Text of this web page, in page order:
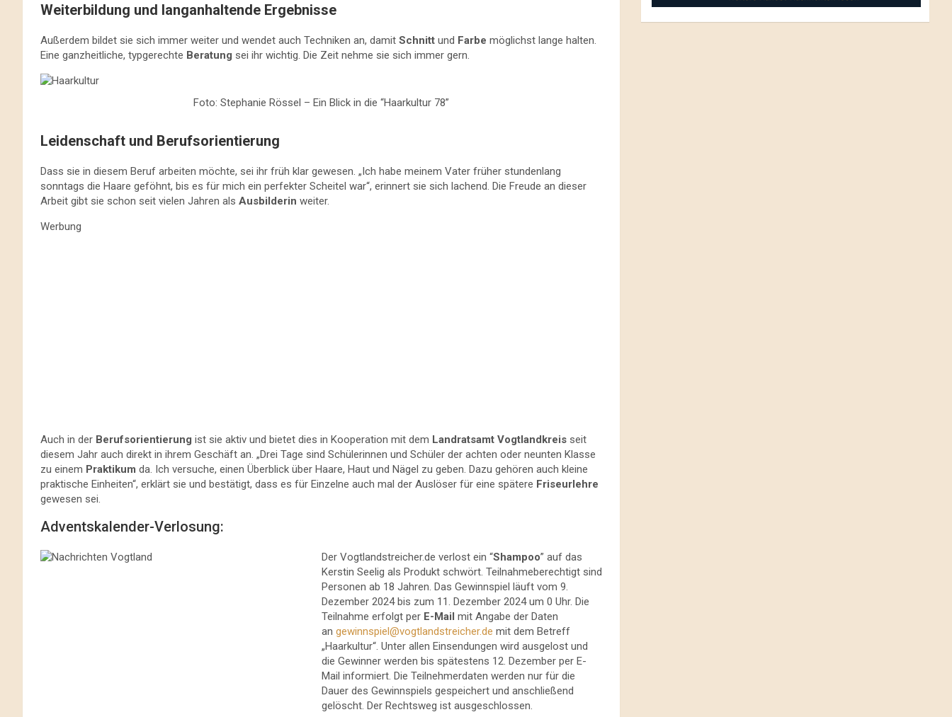
Weiterbildung und langanhaltende Ergebnisse
Außerdem bildet sie sich immer weiter und wendet auch Techniken an, damit Schnitt und Farbe möglichst lange halten.
Eine ganzheitliche, typgerechte Beratung sei ihr wichtig. Die Zeit nehme sie sich immer gern.
Foto: Stephanie Rössel – Ein Blick in die “Haarkultur 78”
Leidenschaft und Berufsorientierung
Dass sie in diesem Beruf arbeiten möchte, sei ihr früh klar gewesen. „Ich habe meinem Vater früher stundenlang
sonntags die Haare geföhnt, bis es für mich ein perfekter Scheitel war“, erinnert sie sich lachend. Die Freude an dieser
Arbeit gibt sie schon seit vielen Jahren als Ausbilderin weiter.
Werbung
Auch in der Berufsorientierung ist sie aktiv und bietet dies in Kooperation mit dem Landratsamt Vogtlandkreis seit
diesem Jahr auch direkt in ihrem Geschäft an. „Drei Tage sind Schülerinnen und Schüler der achten oder neunten Klasse
zu einem Praktikum da. Ich versuche, einen Überblick über Haare, Haut und Nägel zu geben. Dazu gehören auch kleine
praktische Einheiten“, erklärt sie und bestätigt, dass es für Einzelne auch mal der Auslöser für eine spätere Friseurlehre
gewesen sei.
Adventskalender-Verlosung:
Der Vogtlandstreicher.de verlost ein “Shampoo” auf das
Kerstin Seelig als Produkt schwört. Teilnahmeberechtigt sind
Personen ab 18 Jahren. Das Gewinnspiel läuft vom 9.
Dezember 2024 bis zum 11. Dezember 2024 um 0 Uhr. Die
Teilnahme erfolgt per E-Mail mit Angabe der Daten
an gewinnspiel@vogtlandstreicher.de mit dem Betreff
„Haarkultur“. Unter allen Einsendungen wird ausgelost und
die Gewinner werden bis spätestens 12. Dezember per E-
Mail informiert. Die Teilnehmerdaten werden nur für die
Dauer des Gewinnspiels gespeichert und anschließend
gelöscht. Der Rechtsweg ist ausgeschlossen.